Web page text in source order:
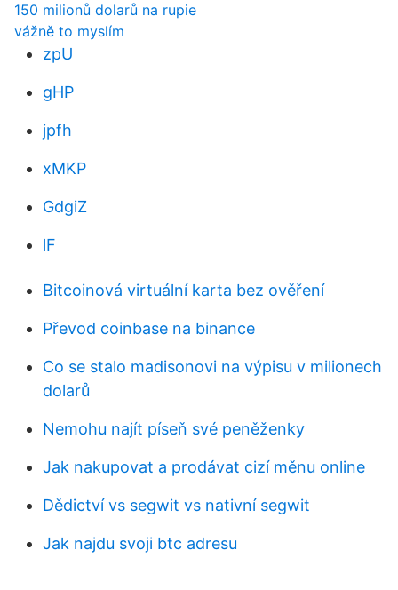
150 milionů dolarů na rupie
vážně to myslím
zpU
gHP
jpfh
xMKP
GdgiZ
lF
Bitcoinová virtuální karta bez ověření
Převod coinbase na binance
Co se stalo madisonovi na výpisu v milionech
dolarů
Nemohu najít píseň své peněženky
Jak nakupovat a prodávat cizí měnu online
Dědictví vs segwit vs nativní segwit
Jak najdu svoji btc adresu